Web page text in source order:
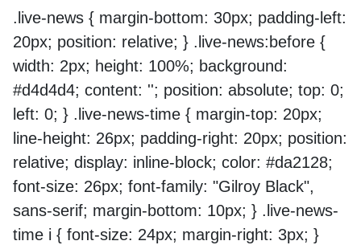
.live-news { margin-bottom: 30px; padding-left:
20px; position: relative; } .live-news:before {
width: 2px; height: 100%; background:
#d4d4d4; content: ''; position: absolute; top: 0;
left: 0; } .live-news-time { margin-top: 20px;
line-height: 26px; padding-right: 20px; position:
relative; display: inline-block; color: #da2128;
font-size: 26px; font-family: "Gilroy Black",
sans-serif; margin-bottom: 10px; } .live-news-
time i { font-size: 24px; margin-right: 3px; }